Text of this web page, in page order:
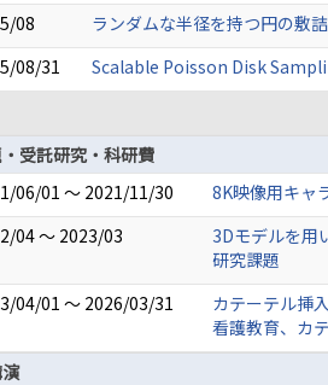
08
ランダムな半径を持つ円の敷
08/31
Scalable Poisson Disk
受託研究・科研費
06/01 ～ 2021/11/30
8K映像用キャ
04 ～ 2023/03
3Dモデルを用
研究課題
04/01 ～ 2026/03/31
カテーテル挿
看護教育、カ